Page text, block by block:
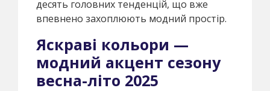
десять головних тенденцій, що вже
впевнено захоплюють модний простір.
Яскраві кольори —
модний акцент сезону
весна-літо 2025